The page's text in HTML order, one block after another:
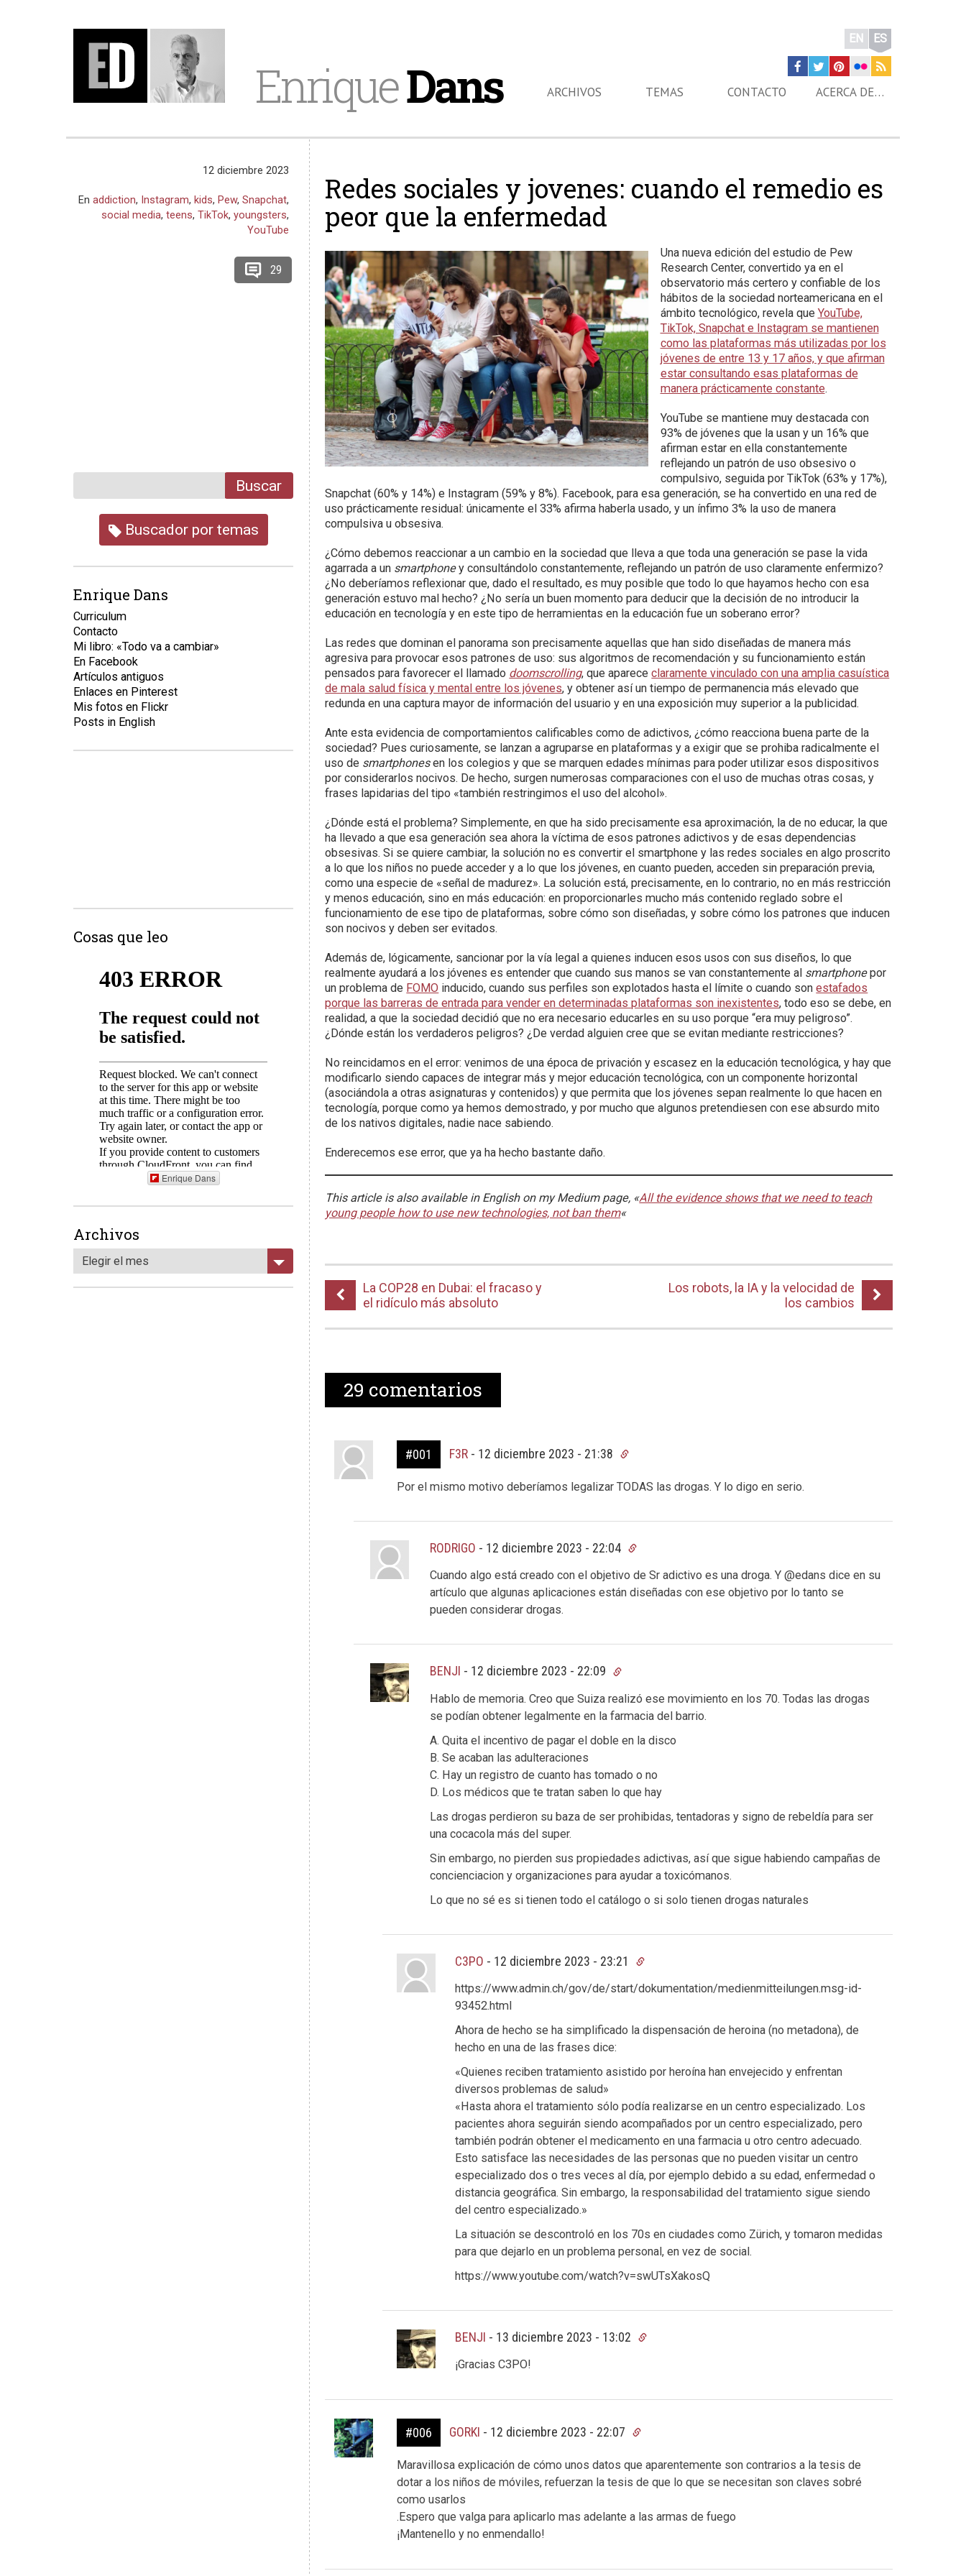
EnriqueDans
EN ES
ARCHIVOS TEMAS CONTACTO ACERCA DE…
Redes sociales y jovenes: cuando el remedio es
peor que la enfermedad
Una nueva edición del estudio de Pew
Research Center, convertido ya en el
observatorio más certero y confiable de los
hábitos de la sociedad norteamericana en el
ámbito tecnológico, revela que YouTube,
TikTok, Snapchat e Instagram se mantienen
como las plataformas más utilizadas por los
jóvenes de entre 13 y 17 años, y que afirman
estar consultando esas plataformas de
manera prácticamente constante.
YouTube se mantiene muy destacada con
93% de jóvenes que la usan y un 16% que
afirman estar en ella constantemente
reflejando un patrón de uso obsesivo o
compulsivo, seguida por TikTok (63% y 17%),
Snapchat (60% y 14%) e Instagram (59% y 8%). Facebook, para esa generación, se ha convertido en una red de
uso prácticamente residual: únicamente el 33% afirma haberla usado, y un ínfimo 3% la uso de manera
compulsiva u obsesiva.
¿Cómo debemos reaccionar a un cambio en la sociedad que lleva a que toda una generación se pase la vida
agarrada a un smartphoney consultándolo constantemente, reflejando un patrón de uso claramente enfermizo?
¿No deberíamos reflexionar que, dado el resultado, es muy posible que todo lo que hayamos hecho con esa
generación estuvo mal hecho? ¿No sería un buen momento para deducir que la decisión de no introducir la
educación en tecnología y en este tipo de herramientas en la educación fue un soberano error?
Las redes que dominan el panorama son precisamente aquellas que han sido diseñadas de manera más
agresiva para provocar esos patrones de uso: sus algoritmos de recomendación y su funcionamiento están
pensados para favorecer el llamado doomscrolling, que aparececlaramente vinculado con una amplia casuística
de mala salud física y mental entre los jóvenes, y obtener así un tiempo de permanencia más elevado que
redunda en una captura mayor de información del usuario y en una exposición muy superior a la publicidad.
Ante esta evidencia de comportamientos calificables como de adictivos, ¿cómo reacciona buena parte de la
sociedad? Pues curiosamente, se lanzan a agruparse en plataformas y a exigir que se prohiba radicalmente el
uso de smartphonesen los colegios y que se marquen edades mínimas para poder utilizar esos dispositivos
por considerarlos nocivos. De hecho, surgen numerosas comparaciones con el uso de muchas otras cosas, y
frases lapidarias del tipo «también restringimos el uso del alcohol».
¿Dónde está el problema? Simplemente, en que ha sido precisamente esa aproximación, la de no educar, la que
ha llevado a que esa generación sea ahora la víctima de esos patrones adictivos y de esas dependencias
obsesivas. Si se quiere cambiar, la solución no es convertir el smartphone y las redes sociales en algo proscrito
a lo que los niños no puede acceder y a lo que los jóvenes, en cuanto pueden, acceden sin preparación previa,
como una especie de «señal de madurez». La solución está, precisamente, en lo contrario, no en más restricción
y menos educación, sino en más educación: en proporcionarles mucho más contenido reglado sobre el
funcionamiento de ese tipo de plataformas, sobre cómo son diseñadas, y sobre cómo los patrones que inducen
son nocivos y deben ser evitados.
Además de, lógicamente, sancionar por la vía legal a quienes inducen esos usos con sus diseños, lo que
realmente ayudará a los jóvenes es entender que cuando sus manos se van constantemente al smartphonepor
un problema de FOMO inducido, cuando sus perfiles son explotados hasta el límite o cuando sonestafados
porque las barreras de entrada para vender en determinadas plataformas son inexistentes, todo eso se debe, en
realidad, a que la sociedad decidió que no era necesario educarles en su uso porque “era muy peligroso”.
¿Dónde están los verdaderos peligros? ¿De verdad alguien cree que se evitan mediante restricciones?
No reincidamos en el error: venimos de una época de privación y escasez en la educación tecnológica, y hay que
modificarlo siendo capaces de integrar más y mejor educación tecnológica, con un componente horizontal
(asociándola a otras asignaturas y contenidos) y que permita que los jóvenes sepan realmente lo que hacen en
tecnología, porque como ya hemos demostrado, y por mucho que algunos pretendiesen con ese absurdo mito
de los nativos digitales, nadie nace sabiendo.
Enderecemos ese error, que ya ha hecho bastante daño.
This article is also available in English on my Medium page, «All the evidence shows that we need to teach
young people how to use new technologies, not ban them«
La COP28 en Dubai: el fracaso y
el ridículo más absoluto
Los robots, la IA y la velocidad de
los cambios
29 comentarios
#001 F3R- 12 diciembre 2023 - 21:38
Por el mismo motivo deberíamos legalizar TODAS las drogas. Y lo digo en serio.
RODRIGO - 12 diciembre 2023 - 22:04
Cuando algo está creado con el objetivo de Sr adictivo es una droga. Y @edans dice en su
artículo que algunas aplicaciones están diseñadas con ese objetivo por lo tanto se
pueden considerar drogas.
BENJI - 12 diciembre 2023 - 22:09
Hablo de memoria. Creo que Suiza realizó ese movimiento en los 70. Todas las drogas
se podían obtener legalmente en la farmacia del barrio.
A. Quita el incentivo de pagar el doble en la disco
B. Se acaban las adulteraciones
C. Hay un registro de cuanto has tomado o no
D. Los médicos que te tratan saben lo que hay
Las drogas perdieron su baza de ser prohibidas, tentadoras y signo de rebeldía para ser
una cocacola más del super.
Sin embargo, no pierden sus propiedades adictivas, así que sigue habiendo campañas de
concienciacion y organizaciones para ayudar a toxicómanos.
Lo que no sé es si tienen todo el catálogo o si solo tienen drogas naturales
C3PO - 12 diciembre 2023 - 23:21
https://www.admin.ch/gov/de/start/dokumentation/medienmitteilungen.msg-id-
93452.html
Ahora de hecho se ha simplificado la dispensación de heroina (no metadona), de
hecho en una de las frases dice:
«Quienes reciben tratamiento asistido por heroína han envejecido y enfrentan
diversos problemas de salud»
«Hasta ahora el tratamiento sólo podía realizarse en un centro especializado. Los
pacientes ahora seguirán siendo acompañados por un centro especializado, pero
también podrán obtener el medicamento en una farmacia u otro centro adecuado.
Esto satisface las necesidades de las personas que no pueden visitar un centro
especializado dos o tres veces al día, por ejemplo debido a su edad, enfermedad o
distancia geográfica. Sin embargo, la responsabilidad del tratamiento sigue siendo
del centro especializado.»
La situación se descontroló en los 70s en ciudades como Zürich, y tomaron medidas
para que dejarlo en un problema personal, en vez de social.
https://www.youtube.com/watch?v=swUTsXakosQ
BENJI - 13 diciembre 2023 - 13:02
¡Gracias C3PO!
#006 GORKI - 12 diciembre 2023 - 22:07
Maravillosa explicación de cómo unos datos que aparentemente son contrarios a la tesis de
dotar a los niños de móviles, refuerzan la tesis de que lo que se necesitan son claves sobré
como usarlos
.Espero que valga para aplicarlo mas adelante a las armas de fuego
¡Mantenello y no enmendallo!
12 diciembre 2023
Enaddiction, Instagram,kids,Pew,Snapchat,
social media,teens,TikTok,youngsters,
YouTube
29
Buscar
Buscador por temas
Enrique Dans
Curriculum
Contacto
Mi libro: «Todo va a cambiar»
En Facebook
Artículos antiguos
Enlaces en Pinterest
Mis fotos en Flickr
Posts in English
Cosas que leo
Enrique Dans
Archivos
Elegir el mes